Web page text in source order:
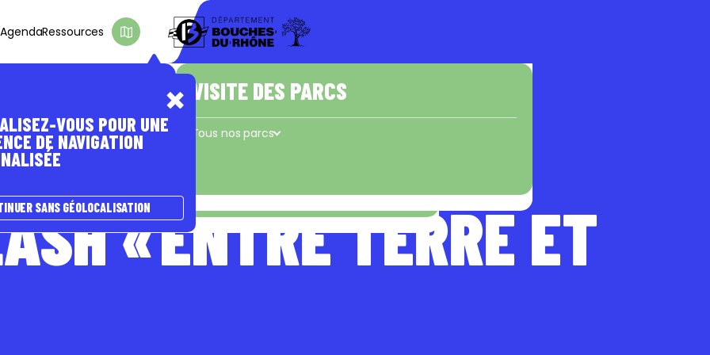
À ÊTRE ACCOMPAGNÉ(E)
Les coups de pouce du Département
Concors - Taulisson
VISITE DES PARCS
Tous nos parcs
AgendaRessources
« ENTRE TERRE ET
VOUS POUR UNE
DE NAVIGATION
SANS GÉOLOCALISATION